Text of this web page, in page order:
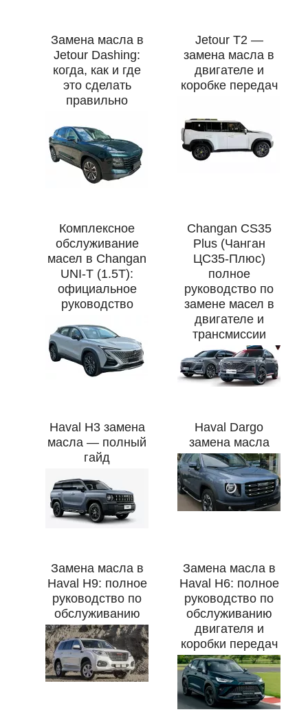
Замена масла в
Jetour Dashing:
когда, как и где
это сделать
правильно
Jetour T2 —
замена масла в
двигателе и
коробке передач
Комплексное
обслуживание
масел в Changan
UNI-T (1.5T):
официальное
руководство
Changan CS35
Plus (Чанган
ЦС35-Плюс)
полное
руководство по
замене масел в
двигателе и
трансмиссии
Haval H3 замена
масла — полный
гайд
Haval Dargo
замена масла
Замена масла в
Haval H9: полное
руководство по
обслуживанию
Замена масла в
Haval H6: полное
руководство по
обслуживанию
двигателя и
коробки передач